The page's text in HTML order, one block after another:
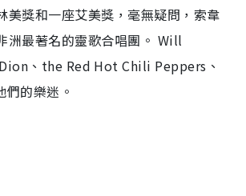
美獎和一座艾美獎，毫無疑問，索韋
洲最著名的靈歌合唱團。 Will
、the Red Hot Chili Peppers、
的樂迷。